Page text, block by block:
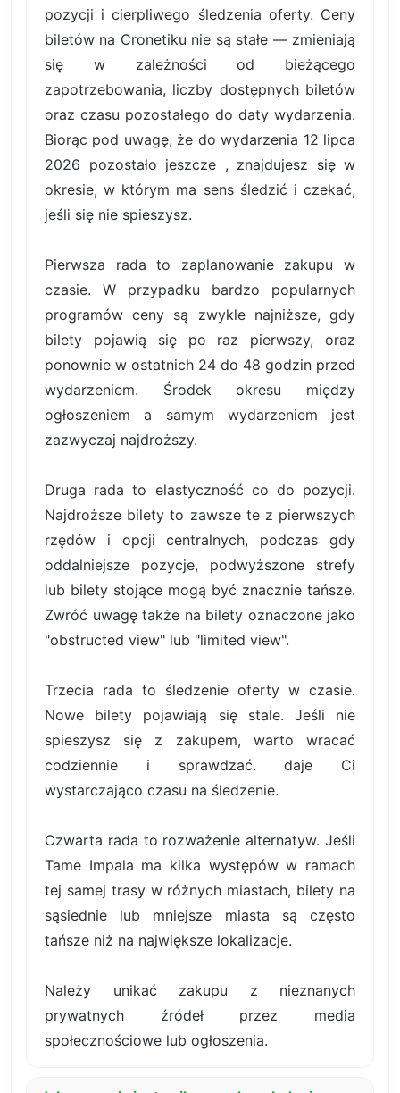
pozycji i cierpliwego śledzenia oferty. Ceny
biletów na Cronetiku nie są stałe — zmieniają
się w zależności od bieżącego
zapotrzebowania, liczby dostępnych biletów
oraz czasu pozostałego do daty wydarzenia.
Biorąc pod uwagę, że do wydarzenia 12 lipca
2026 pozostało jeszcze , znajdujesz się w
okresie, w którym ma sens śledzić i czekać,
jeśli się nie spieszysz.
Pierwsza rada to zaplanowanie zakupu w
czasie. W przypadku bardzo popularnych
programów ceny są zwykle najniższe, gdy
bilety pojawią się po raz pierwszy, oraz
ponownie w ostatnich 24 do 48 godzin przed
wydarzeniem. Środek okresu między
ogłoszeniem a samym wydarzeniem jest
zazwyczaj najdroższy.
Druga rada to elastyczność co do pozycji.
Najdroższe bilety to zawsze te z pierwszych
rzędów i opcji centralnych, podczas gdy
oddalniejsze pozycje, podwyższone strefy
lub bilety stojące mogą być znacznie tańsze.
Zwróć uwagę także na bilety oznaczone jako
"obstructed view" lub "limited view".
Trzecia rada to śledzenie oferty w czasie.
Nowe bilety pojawiają się stale. Jeśli nie
spieszysz się z zakupem, warto wracać
codziennie i sprawdzać. daje Ci
wystarczająco czasu na śledzenie.
Czwarta rada to rozważenie alternatyw. Jeśli
Tame Impala ma kilka występów w ramach
tej samej trasy w różnych miastach, bilety na
sąsiednie lub mniejsze miasta są często
tańsze niż na największe lokalizacje.
Należy unikać zakupu z nieznanych
prywatnych źródeł przez media
społecznościowe lub ogłoszenia.